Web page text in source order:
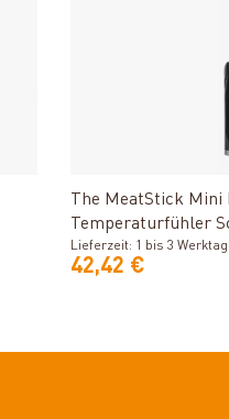
The MeatStick Mini
Temperaturfühler
Lieferzeit: 1 bis 3
42,42 €